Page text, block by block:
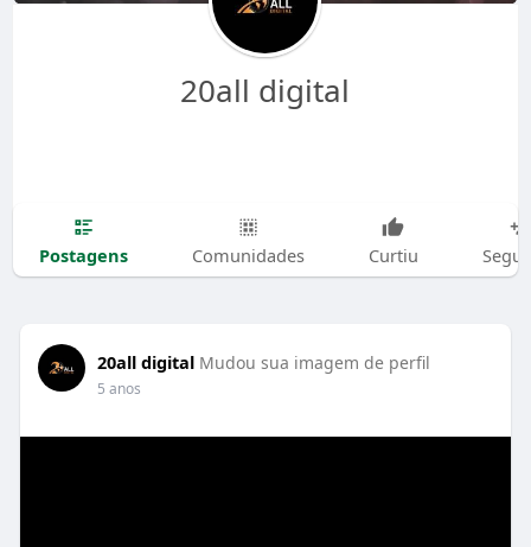
20all digital
Postagens Comunidades Curtiu
20all digital Mudou sua imagem de perfil
5 anos